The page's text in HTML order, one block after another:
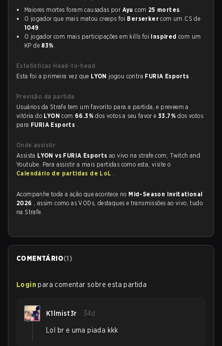
Maiores mortes foram causadas por Ayu com 25 mortes.
O jogador que mais matou creeps foi Berserker com um CS de
1049 .
O jogador com mais participações em kills foi Inspired com um
KP de 83% .
Estatísticas Head-to-head
Esta foi a primeira vez que LYON jogou contra FURIA Esports .
Previsão da partida
Usuários da Strafe tem um favorito para a partida, e preveem a
vitória do LYONcom 66.3%dos votos a seu favor e33.7%dos votos
para FURIA Esports .
Onde assistir
Assista LYON vs FURIA Esportsao vivo na strafe.com, Twitch and
Youtube. Para assistir a mais partidas como esta, visite o
Calendário de partidas de LoL .
Acompanhe toda a ação que acontece no Mid-Season Invitational
2026 , assim como as VODs, destaques e transmissões ao vivo, tudo
na Strafe.
COMENTÁRIO(1)
Login para comentar sobre esta partida
K1lmist3r 34d
Lol br e uma piada kkk